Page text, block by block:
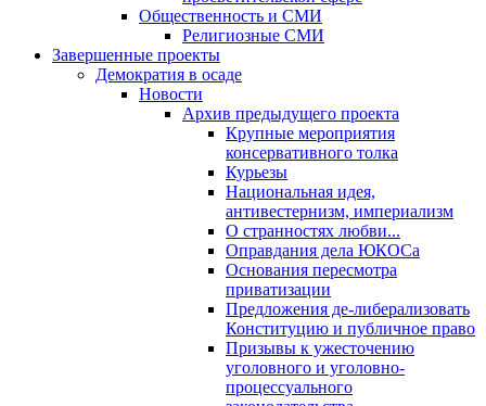
Общественность и СМИ
Религиозные СМИ
Завершенные проекты
Демократия в осаде
Новости
Архив предыдущего проекта
Крупные мероприятия
консервативного толка
Курьезы
Национальная идея,
антивестернизм, империализм
О странностях любви...
Оправдания дела ЮКОСа
Основания пересмотра
приватизации
Предложения де-либерализовать
Конституцию и публичное право
Призывы к ужесточению
уголовного и уголовно-
процессуального